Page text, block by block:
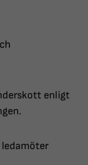
enligt